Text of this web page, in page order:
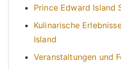
Prince Edward Island
Kulinarische
Island
Veranstaltungen und